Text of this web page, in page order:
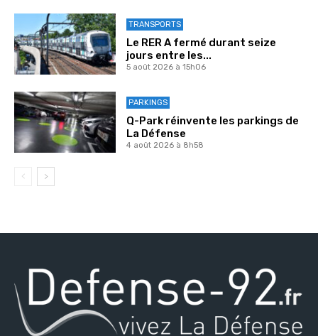
TRANSPORTS
Le RER A fermé durant seize
jours entre les...
5 août 2026 à 15h06
PARKINGS
Q-Park réinvente les parkings de
La Défense
4 août 2026 à 8h58